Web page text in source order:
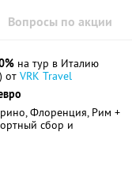
Вопросы по акции
на тур в Италию
от VRK Travel
Флоренция, Рим +
сбор и